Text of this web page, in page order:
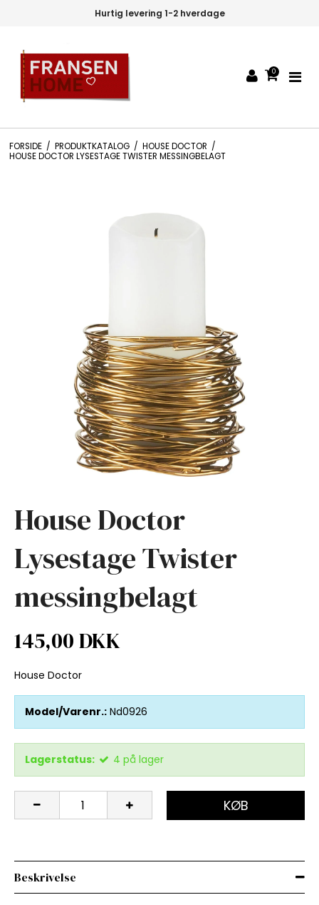
Hurtig levering 1-2 hverdage
0
FORSIDE / PRODUKTKATALOG / HOUSE DOCTOR /
HOUSE DOCTOR LYSESTAGE TWISTER MESSINGBELAGT
House Doctor
Lysestage Twister
messingbelagt
145,00 DKK
House Doctor
Model/Varenr.: Nd0926
Lagerstatus: 4 på lager
KØB
Beskrivelse